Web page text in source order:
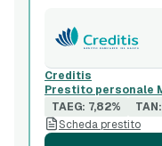
Creditis
Prestito personale
TAEG: 7,82%
Scheda prestito